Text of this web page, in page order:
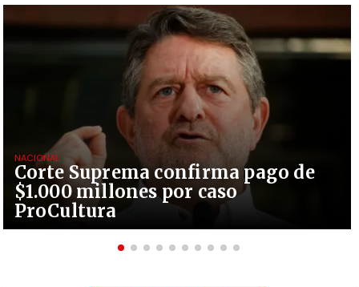
Corte Suprema confirma pago de
$1.000 millones por caso
ProCultura
NACIONAL